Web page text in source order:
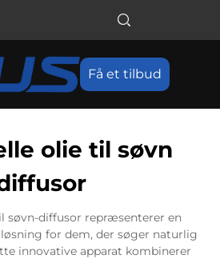
Få et tilbud
olie til søvn
søvn-diffusor repræsenterer en
for dem, der søger naturlig
innovative apparat kombinerer